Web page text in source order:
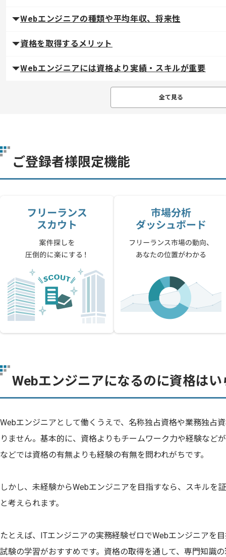
Webエンジニアの種類や平均年収、将来性
資格を取得するメリット
Webエンジニアには資格より実績・スキルが重要
全て見る
ご登録者様限定機能
Webエンジニアになるのに資格はい
Webエンジニアとして働くうえで、名称独占資格や業務独占
りません。基本的に、資格よりもチームワーク力や経験など
などでは資格の有無よりも経験の有無を問われがちです。
しかし、未経験からWebエンジニアを目指すなら、スキルを
と考えられます。
たとえば、ITエンジニアの実務経験ゼロでWebエンジニアを
試験の学習がおすすめです。資格の取得を通して、専門知識